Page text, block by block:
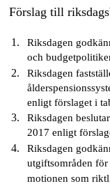
Förslag till
Riksdagen
och
Riksdagen
enligt förslaget i
Riksdagen
2017 enligt
Riksdagen
utgiftsområden
motionen som